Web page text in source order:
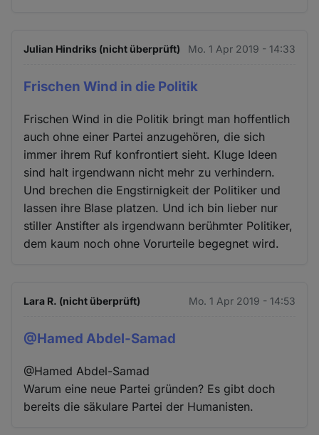
Julian Hindriks (nicht überprüft) Mo. 1 Apr 2019 - 14:33
Frischen Wind in die Politik
Frischen Wind in die Politik bringt man hoffentlich
auch ohne einer Partei anzugehören, die sich
immer ihrem Ruf konfrontiert sieht. Kluge Ideen
sind halt irgendwann nicht mehr zu verhindern.
Und brechen die Engstirnigkeit der Politiker und
lassen ihre Blase platzen. Und ich bin lieber nur
stiller Anstifter als irgendwann berühmter Politiker,
dem kaum noch ohne Vorurteile begegnet wird.
Lara R. (nicht überprüft) Mo. 1 Apr 2019 - 14:53
@Hamed Abdel-Samad
@Hamed Abdel-Samad
Warum eine neue Partei gründen? Es gibt doch
bereits die säkulare Partei der Humanisten.